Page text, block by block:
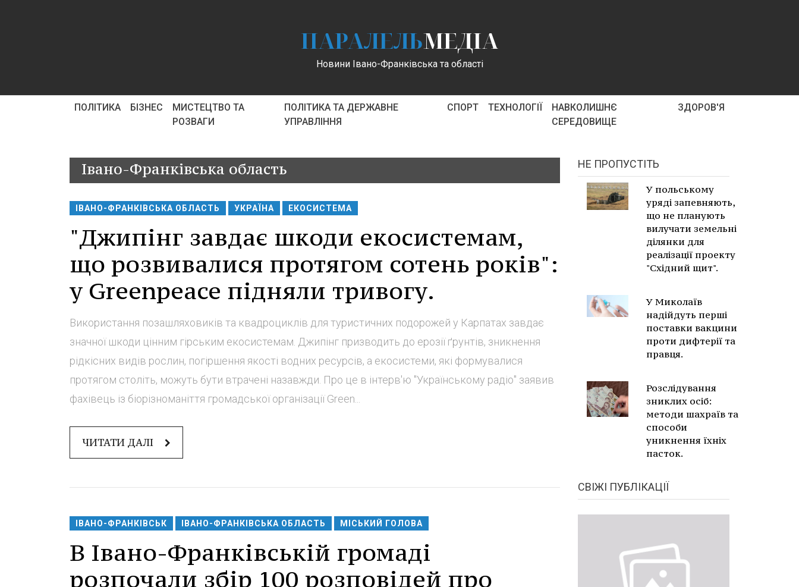
ПАРАЛЕЛЬМЕДІА
Новини Івано-Франківська та області
ПОЛІТИКА БІЗНЕС
МИСТЕЦТВО ТА
РОЗВАГИ
ПОЛІТИКА ТА ДЕРЖАВНЕ
УПРАВЛІННЯ
СПОРТ ТЕХНОЛОГІЇ
НАВКОЛИШНЄ
СЕРЕДОВИЩЕ
ЗДОРОВ'Я
Івано-Франківська область
ІВАНО-ФРАНКІВСЬКА ОБЛАСТЬ УКРАЇНА ЕКОСИСТЕМА
"Джипінг завдає шкоди екосистемам,
що розвивалися протягом сотень років":
у Greenpeace підняли тривогу.
Використання позашляховиків та квадроциклів для туристичних подорожей у Карпатах завдає
значної шкоди цінним гірським екосистемам. Джипінг призводить до ерозії ґрунтів, зникнення
рідкісних видів рослин, погіршення якості водних ресурсів, а екосистеми, які формувалися
протягом століть, можуть бути втрачені назавжди. Про це в інтерв'ю "Українському радіо" заявив
фахівець із біорізноманіття громадської організації Green...
ЧИТАТИ ДАЛІ
ІВАНО-ФРАНКІВСЬК ІВАНО-ФРАНКІВСЬКА ОБЛАСТЬ МІСЬКИЙ ГОЛОВА
В Івано-Франківській громаді
розпочали збір 100 розповідей про
НЕ ПРОПУСТІТЬ
У польському
уряді запевняють,
що не планують
вилучати земельні
ділянки для
реалізації проекту
"Східний щит".
У Миколаїв
надійдуть перші
поставки вакцини
проти дифтерії та
правця.
Розслідування
зниклих осіб:
методи шахраїв та
способи
уникнення їхніх
пасток.
СВІЖІ ПУБЛІКАЦІЇ